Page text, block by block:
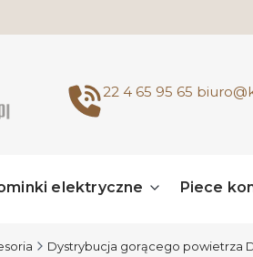
22 4 65 95 65
elektryczne Piece
Dystrybucja gorącego powietrza